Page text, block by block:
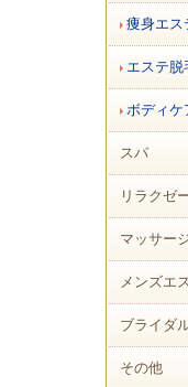
痩身エス
エステ脱
ボディケ
スパ
リラクゼ
マッサー
メンズエ
ブライダ
その他